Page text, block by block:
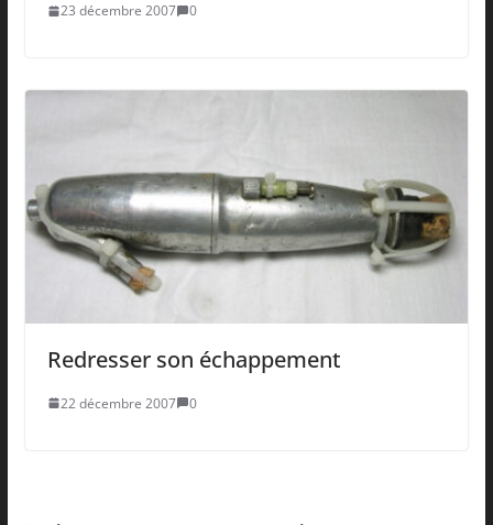
23 décembre 2007 0
Redresser son échappement
22 décembre 2007 0